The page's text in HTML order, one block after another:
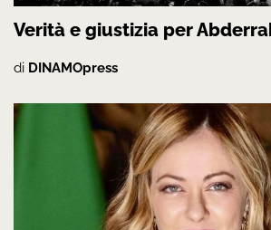
Verità e giustizia per
di DINAMOpress